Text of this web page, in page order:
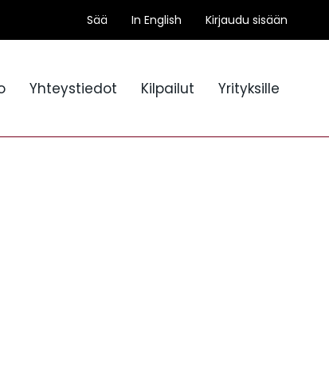
Sää In English Kirjaudu sisään
Yhteystiedot Kilpailut Yrityksille